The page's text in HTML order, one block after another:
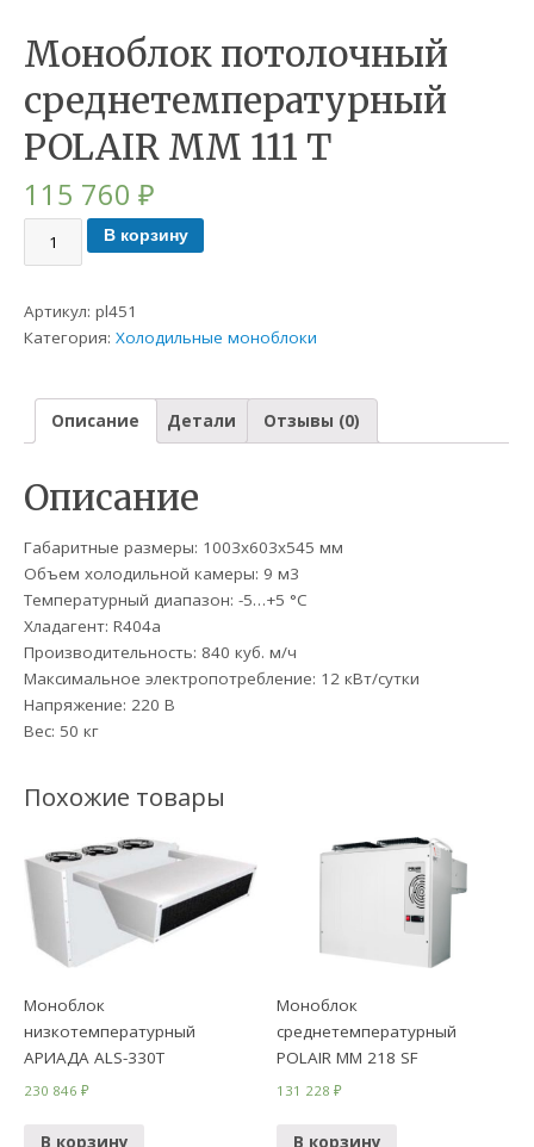
Моноблок потолочный
среднетемпературный
POLAIR MМ 111 T
115 760₽
В корзину
Артикул:pl451
Категория:Холодильные моноблоки
Описание Детали Отзывы (0)
Описание
Габаритные размеры: 1003x603x545 мм
Объем холодильной камеры: 9 м3
Температурный диапазон: -5…+5 °C
Хладагент: R404а
Производительность: 840 куб. м/ч
Максимальное электропотребление: 12 кВт/сутки
Напряжение: 220 В
Вес: 50 кг
Похожие товары
Моноблок
низкотемпературный
АРИАДА ALS-330Т
230 846₽
В корзину
Моноблок
среднетемпературный
POLAIR ММ 218 SF
131 228₽
В корзину